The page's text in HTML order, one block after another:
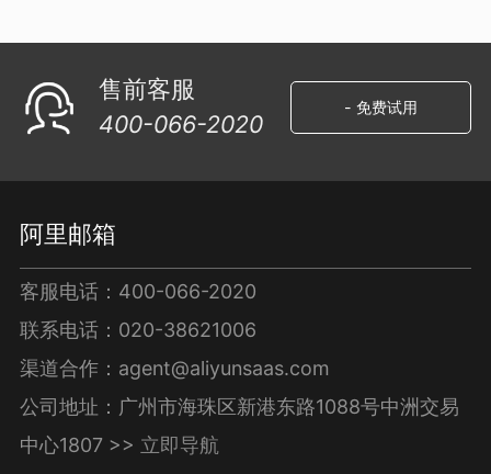
售前客服
400-066-2020
- 免费试用
阿里邮箱
客服电话：400-066-2020
联系电话：020-38621006
渠道合作：agent@aliyunsaas.com
公司地址：广州市海珠区新港东路1088号中洲交易
中心1807 >> 立即导航